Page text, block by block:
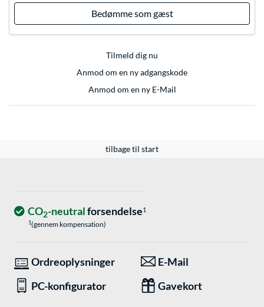
Bedømme som gæst
Tilmeld dig nu
Anmod om en ny adgangskode
Anmod om en ny E-Mail
tilbage til start
CO2-neutralforsendelse1
1(gennem kompensation)
Ordreoplysninger
E-Mail
PC-konfigurator
Gavekort